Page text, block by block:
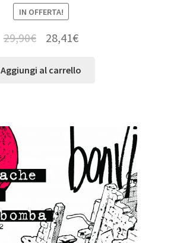
IN OFFERTA!
29,90€ 28,41€
Aggiungi al carrello